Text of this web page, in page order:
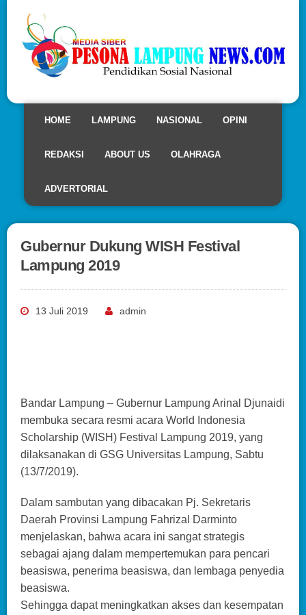
HOME LAMPUNG NASIONAL OPINI
REDAKSI ABOUT US OLAHRAGA
ADVERTORIAL
Gubernur Dukung WISH Festival
Lampung 2019
13 Juli 2019 admin
Bandar Lampung – Gubernur Lampung Arinal Djunaidi
membuka secara resmi acara World Indonesia
Scholarship (WISH) Festival Lampung 2019, yang
dilaksanakan di GSG Universitas Lampung, Sabtu
(13/7/2019).
Dalam sambutan yang dibacakan Pj. Sekretaris
Daerah Provinsi Lampung Fahrizal Darminto
menjelaskan, bahwa acara ini sangat strategis
sebagai ajang dalam mempertemukan para pencari
beasiswa, penerima beasiswa, dan lembaga penyedia
beasiswa.
Sehingga dapat meningkatkan akses dan kesempatan